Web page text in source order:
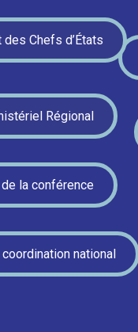
des Chefs d’États
Régional
la conférence
national